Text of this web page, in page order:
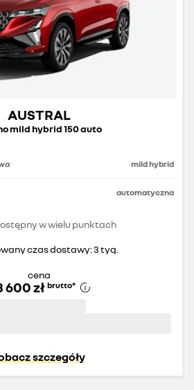
AUSTRAL
mild hybrid 150 auto
mild hybrid
automatyczna
w wielu punktach
czas dostawy: 3 tyg.
cena
600 zł brutto*
szczegóły